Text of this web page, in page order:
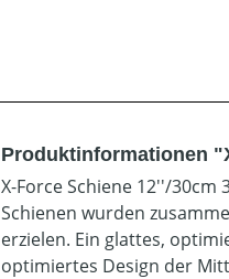
Produktinformationen
X-Force Schiene 12''/
Schienen wurden
erzielen. Ein glattes,
optimiertes Design der